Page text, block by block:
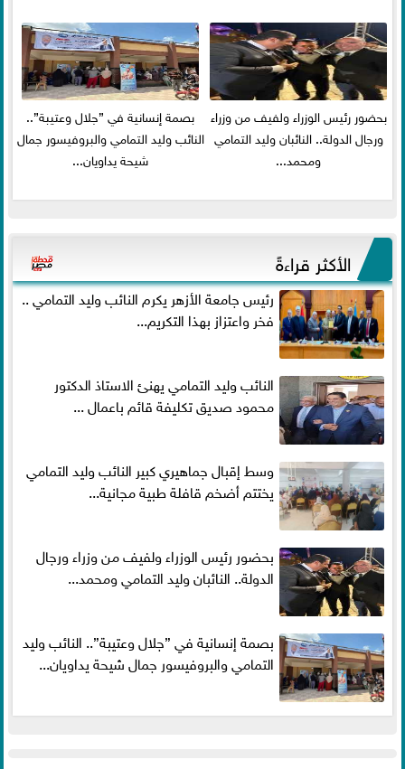
بحضور رئيس الوزراء ولفيف من وزراء
ورجال الدولة.. النائبان وليد التمامي
ومحمد...
بصمة إنسانية في ”جلال وعتيبة”..
النائب وليد التمامي والبروفيسور جمال
شيحة يداويان...
الأكثر قراءةً
رئيس جامعة الأزهر يكرم النائب وليد التمامي ..
فخر واعتزاز بهذا التكريم...
النائب وليد التمامي يهنئ الاستاذ الدكتور
محمود صديق تكليفة قائم باعمال ...
وسط إقبال جماهيري كبير النائب وليد التمامي
يختتم أضخم قافلة طبية مجانية...
بحضور رئيس الوزراء ولفيف من وزراء ورجال
الدولة.. النائبان وليد التمامي ومحمد...
بصمة إنسانية في ”جلال وعتيبة”.. النائب وليد
التمامي والبروفيسور جمال شيحة يداويان...